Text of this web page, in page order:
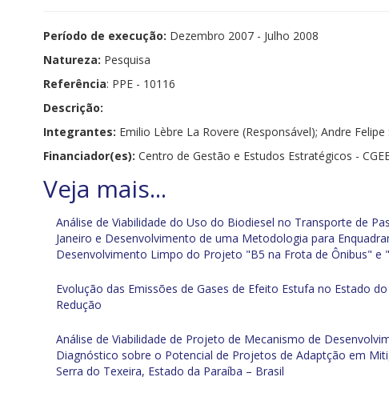
Período de execução: Dezembro 2007 - Julho 2008
Natureza: Pesquisa
Referência: PPE - 10116
Descrição:
Integrantes: Emilio Lèbre La Rovere (Responsável); Andre
Financiador(es): Centro de Gestão e Estudos Estratégicos -
Análise de Viabilidade do Uso do Biodiesel no Transporte de
Janeiro e Desenvolvimento de uma Metodologia para
Desenvolvimento Limpo do Projeto "B5 na Frota de Ônibus" e
Evolução das Emissões de Gases de Efeito Estufa no Estado
Redução
Análise de Viabilidade de Projeto de Mecanismo de
Diagnóstico sobre o Potencial de Projetos de Adaptção em
Serra do Texeira, Estado da Paraíba – Brasil